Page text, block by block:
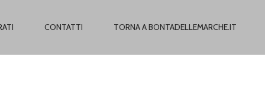
CONTATTI TORNA A BONTADELLEMARCHE.IT